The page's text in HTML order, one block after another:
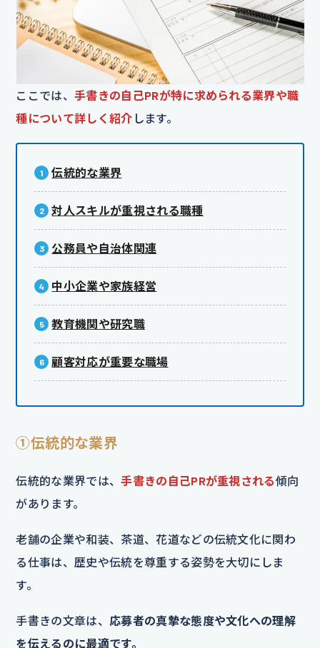
ここでは、 手書きの自己PRが特に求められる業界や職
種について詳しく紹介 します。
伝統的な業界
対人スキルが重視される職種
公務員や自治体関連
中小企業や家族経営
教育機関や研究職
顧客対応が重要な職場
①伝統的な業界
伝統的な業界では、手書きの自己PRが重視される傾向
があります。
老舗の企業や和装、茶道、花道などの伝統文化に関わ
る仕事は、歴史や伝統を尊重する姿勢を大切にしま
す。
手書きの文章は、 応募者の真摯な態度や文化への理解
を伝えるのに最適です。